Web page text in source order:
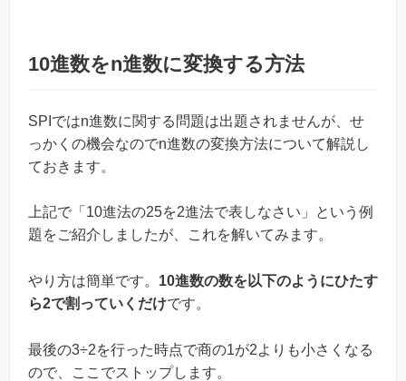
10進数をn進数に変換する方法
SPIではn進数に関する問題は出題されませんが、せ
っかくの機会なのでn進数の変換方法について解説し
ておきます。
上記で「10進法の25を2進法で表しなさい」という例
題をご紹介しましたが、これを解いてみます。
やり方は簡単です。 10進数の数を以下のようにひたす
ら2で割っていくだけです。
最後の3÷2を行った時点で商の1が2よりも小さくなる
ので、ここでストップします。